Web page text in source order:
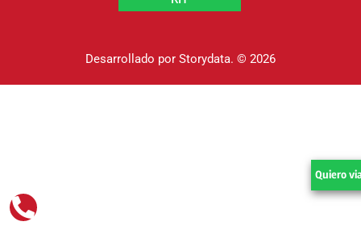
Quiero
Desarrollado por Storydata. © 2026